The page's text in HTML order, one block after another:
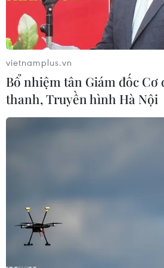
phe phái chính trị từ cực tả
ở Pháp đều đã lên tiếng phản
của nước này vào cuộc không
vietnamplus.vn
Bổ nhiệm tân Giám đốc Cơ
thanh, Truyền hình Hà Nội